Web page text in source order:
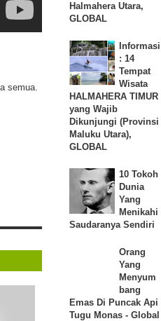
Halmahera Utara,
GLOBAL
Informasi
: 14
Tempat
Wisata
HALMAHERA TIMUR
yang Wajib
Dikunjungi (Provinsi
Maluku Utara),
GLOBAL
10 Tokoh
Dunia
Yang
Menikahi
Saudaranya Sendiri
Orang
Yang
Menyum
bang
Emas Di Puncak Api
Tugu Monas - Global
semua.